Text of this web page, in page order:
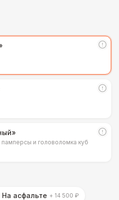
памперсы и головоломка куб
На асфальте + 14 500 ₽